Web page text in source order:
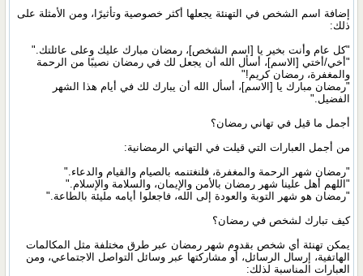
إضافة اسم الشخص في التهنئة يجعلها أكثر خصوصية وتأثيرًا، ومن الأمثلة على
ذلك:
"كل عام وأنت بخير يا [اسم الشخص]، رمضان مبارك عليك وعلى عائلتك."
"أخي/أختي [الاسم]، أسأل الله أن يجعل لك في رمضان نصيبًا من الرحمة
والمغفرة، رمضان كريم!"
"رمضان مبارك يا [الاسم]، أسأل الله أن يبارك لك في أيام هذا الشهر
الفضيل."
أجمل ما قيل في تهاني رمضان؟
من أجمل العبارات التي قيلت في التهاني الرمضانية:
"رمضان شهر الرحمة والمغفرة، فلنغتنمه بالصيام والقيام والدعاء."
"اللهم أهل علينا شهر رمضان بالأمن والإيمان، والسلامة والإسلام."
"رمضان هو شهر التوبة والعودة إلى الله، فاجعلوا أيامه مليئة بالطاعة."
كيف تبارك لشخص في رمضان؟
يمكن تهنئة أي شخص بقدوم شهر رمضان عبر طرق مختلفة مثل المكالمات
الهاتفية، إرسال الرسائل، أو مشاركتها عبر وسائل التواصل الاجتماعي، ومن
العبارات المناسبة لذلك: